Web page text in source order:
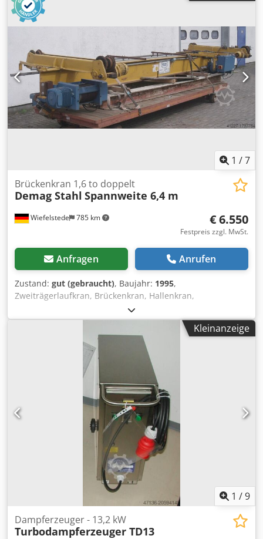
1 /7
Wiefelstede 785 km
Brückenkran 1,6 to doppelt
Demag Stahl Spannweite 6,4 m
€ 6.550
Festpreis zzgl. MwSt.
Anfragen Anrufen
Zustand: gut (gebraucht), Baujahr: 1995,
Zweiträgerlaufkran, Brückenkran, Hallenkran,
Montagekran, Arbeitsplatzkran, Deckenlaufkran, Laufkran,
Kransystem Dsdpfxsb A Ny Ej Apaokr -mit 2x
Elektroseilzügen -Tragkraft: 2x 1600 kg -Brücke Tragkraft:
3,2 to -Spannweite: 6,4 m -Flurbedienung -Abmessungen:
2000/6400/H1000 mm -Gewicht: ca. 2000 kg
Kleinanzeige
1 /9
Dampferzeuger - 13,2 kW
Turbodampferzeuger TD13